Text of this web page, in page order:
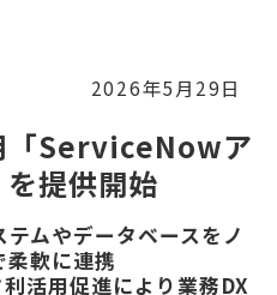
2026年5月29日
「ServiceNowア
提供開始
ムやデータベースをノ
柔軟に連携
活用促進により業務DX